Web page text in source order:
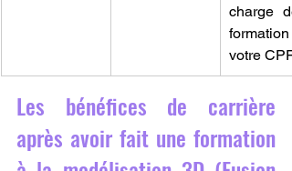
charge
formation
votre CPF.
Les bénéfices de carrière
après avoir fait une formation